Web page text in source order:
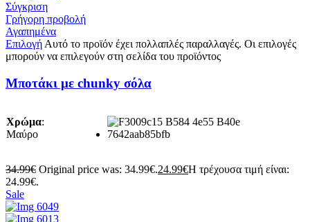
Σύγκριση
Γρήγορη προβολή
Αγαπημένα
Επιλογή Αυτό το προϊόν έχει πολλαπλές παραλλαγές. Οι επιλογές
μπορούν να επιλεγούν στη σελίδα του προϊόντος
Μποτάκι με chunky σόλα
Χρώμα:
Μαύρο
34.99€ Original price was: 34.99€.24.99€Η τρέχουσα τιμή είναι:
24.99€.
Sale